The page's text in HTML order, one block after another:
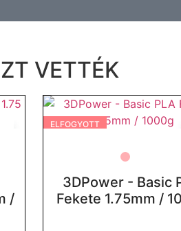
VETTÉK
/
ELFOGYOTT
3DPower - Basic
Fekete 1.75mm /